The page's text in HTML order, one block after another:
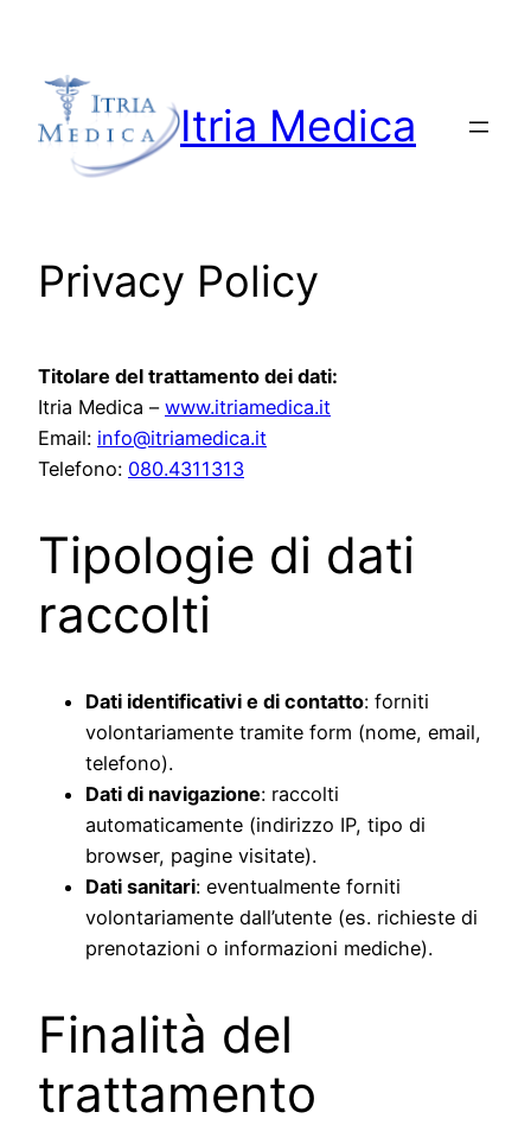
contenuto
Itria Medica
Privacy Policy
Titolare del trattamento dei dati:
Itria Medica – www.itriamedica.it
Email: info@itriamedica.it
Telefono: 080.4311313
Tipologie di dati
raccolti
Dati identificativi e di contatto: forniti
volontariamente tramite form (nome, email,
telefono).
Dati di navigazione: raccolti
automaticamente (indirizzo IP, tipo di
browser, pagine visitate).
Dati sanitari: eventualmente forniti
volontariamente dall’utente (es. richieste di
prenotazioni o informazioni mediche).
Finalità del
trattamento